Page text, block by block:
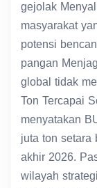
gejolak
masyarakat
potensi
pangan
global tidak
Ton Tercapai
menyatakan
juta ton setara
akhir 2026.
wilayah